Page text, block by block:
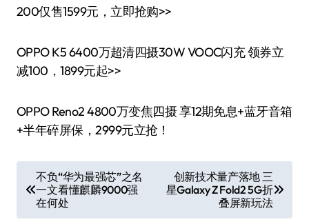
200仅售1599元，立即抢购>>
OPPO K5 6400万超清四摄30W VOOC闪充 领券立
减100，1899元起>>
OPPO Reno2 4800万变焦四摄 享12期免息+蓝牙音箱
+半年碎屏保，2999元立抢！
章
导
不负“华为最强芯”之名
一文看懂麒麟9000强
在何处
创新技术量产落地 三
星Galaxy Z Fold2 5G折
叠屏新玩法